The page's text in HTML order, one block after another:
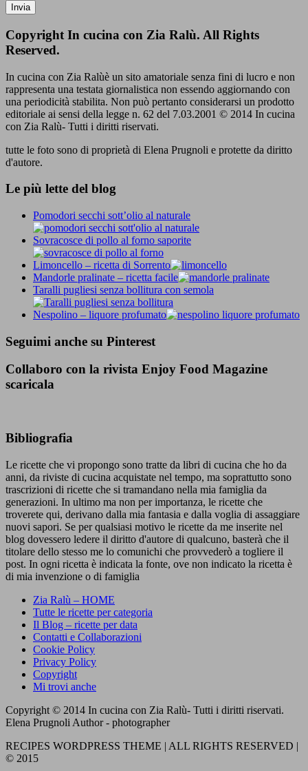
Copyright In cucina con Zia Ralù. All Rights
Reserved.
In cucina con Zia Ralùè un sito amatoriale senza fini di lucro e non
rappresenta una testata giornalistica non essendo aggiornando con
una periodicità stabilita. Non può pertanto considerarsi un prodotto
editoriale ai sensi della legge n. 62 del 7.03.2001 © 2014 In cucina
con Zia Ralù- Tutti i diritti riservati.
tutte le foto sono di proprietà di Elena Prugnoli e protette da diritto
d'autore.
Le più lette del blog
Pomodori secchi sott’olio al naturale
Sovracosce di pollo al forno saporite
Limoncello – ricetta di Sorrento
Mandorle pralinate – ricetta facile
Taralli pugliesi senza bollitura con semola
Nespolino – liquore profumato
Seguimi anche su Pinterest
Collaboro con la rivista Enjoy Food Magazine
scaricala
Bibliografia
Le ricette che vi propongo sono tratte da libri di cucina che ho da
anni, da riviste di cucina acquistate nel tempo, ma soprattutto sono
trascrizioni di ricette che si tramandano nella mia famiglia da
generazioni. In ultimo ma non per importanza, le ricette che
troverete qui, derivano dalla mia fantasia e dalla voglia di assaggiare
nuovi sapori. Se per qualsiasi motivo le ricette da me inserite nel
blog dovessero ledere il diritto d'autore di qualcuno, basterà che il
titolare dello stesso me lo comunichi che provvederò a togliere il
post. In ogni ricetta è indicata la fonte, ove non indicato la ricetta è
di mia invenzione o di famiglia
Zia Ralù – HOME
Tutte le ricette per categoria
Il Blog – ricette per data
Contatti e Collaborazioni
Cookie Policy
Privacy Policy
Copyright
Mi trovi anche
Copyright © 2014 In cucina con Zia Ralù- Tutti i diritti riservati.
Elena Prugnoli Author - photographer
RECIPES WORDPRESS THEME | ALL RIGHTS RESERVED |
© 2015